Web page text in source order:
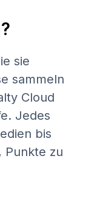
sie
sammeln
Cloud
Jedes
bis
Punkte zu